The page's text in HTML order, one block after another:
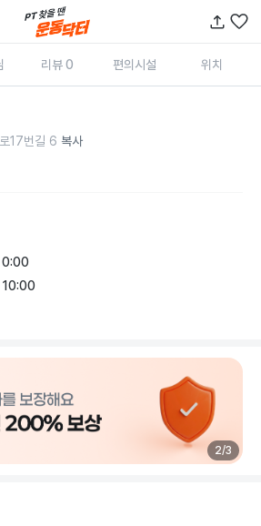
리뷰 0 편의시설 위치
17번길 6 복사
0:00
10:00
2/3